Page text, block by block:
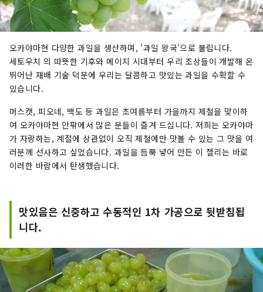
오카야마현 다양한 과일을 생산하며, '과일 왕국'으로 불립니다.
세토우치 의 따뜻한 기후와 메이지 시대부터 우리 조상들이 개발해 온
뛰어난 재배 기술 덕분에 우리는 달콤하고 맛있는 과일을 수확할 수
있습니다.
머스캣, 피오네, 백도 등 과일은 초여름부터 가을까지 제철을 맞이하
여 오카야마현 안팎에서 많은 분들이 즐겨 드십니다. 저희는 오카야마
가 자랑하는, 계절에 상관없이 오직 제철에만 맛볼 수 있는 그 맛을 여
러분께 선사하고 싶었습니다. 과일을 듬뿍 넣어 만든 이 젤리는 바로
이러한 바람에서 탄생했습니다.
맛있음은 신중하고 수동적인 1차 가공으로 뒷받침됩
니다.